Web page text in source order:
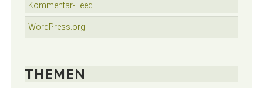
Kommentar-Feed
WordPress.org
THEMEN